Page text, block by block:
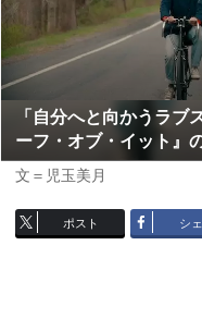
「自分へと向かうラ
ーフ・オブ・イット』
文＝児玉美月
ポスト シ